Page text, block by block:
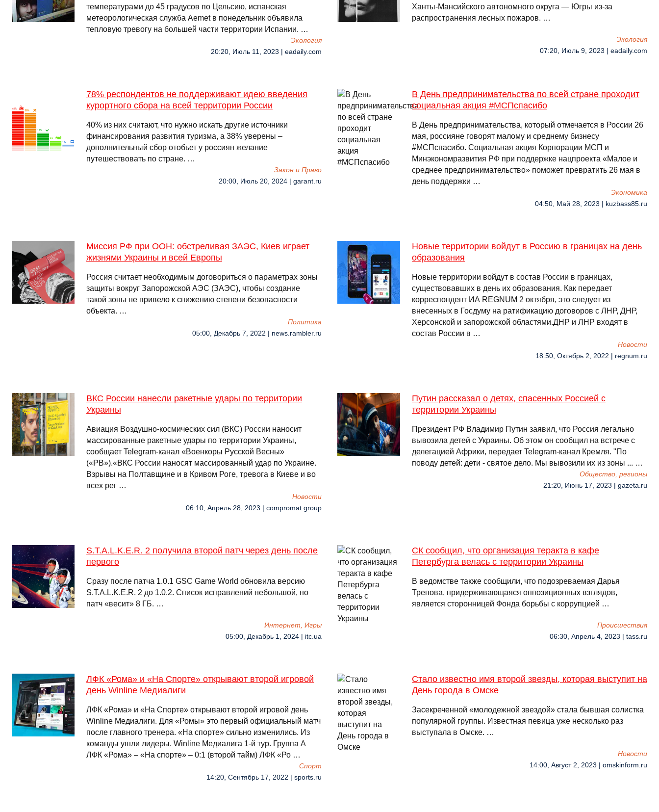
температурами до 45 градусов по Цельсию, испанская
метеорологическая служба Aemet в понедельник объявила
тепловую тревогу на большей части территории Испании. …
Экология
20:20, Июль 11, 2023 | eadaily.com
Ханты-Мансийского автономного округа — Югры из-за
распространения лесных пожаров. …
Экология
07:20, Июль 9, 2023 | eadaily.com
78% респондентов не поддерживают идею введения
курортного сбора на всей территории России
40% из них считают, что нужно искать другие источники
финансирования развития туризма, а 38% уверены –
дополнительный сбор отобьет у россиян желание
путешествовать по стране. …
Закон и Право
20:00, Июль 20, 2024 | garant.ru
В День предпринимательства по всей стране проходит
социальная акция #МСПспасибо
В День предпринимательства, который отмечается в России 26
мая, россияне говорят малому и среднему бизнесу
#МСПспасибо. Социальная акция Корпорации МСП и
Минэкономразвития РФ при поддержке нацпроекта «Малое и
среднее предпринимательство» поможет превратить 26 мая в
день поддержки …
Экономика
04:50, Май 28, 2023 | kuzbass85.ru
Миссия РФ при ООН: обстреливая ЗАЭС, Киев играет
жизнями Украины и всей Европы
Россия считает необходимым договориться о параметрах зоны
защиты вокруг Запорожской АЭС (ЗАЭС), чтобы создание
такой зоны не привело к снижению степени безопасности
объекта. …
Политика
05:00, Декабрь 7, 2022 | news.rambler.ru
Новые территории войдут в Россию в границах на день
образования
Новые территории войдут в состав России в границах,
существовавших в день их образования. Как передает
корреспондент ИА REGNUM 2 октября, это следует из
внесенных в Госдуму на ратификацию договоров с ЛНР, ДНР,
Херсонской и запорожской областями.ДНР и ЛНР входят в
состав России в …
Новости
18:50, Октябрь 2, 2022 | regnum.ru
ВКС России нанесли ракетные удары по территории
Украины
Авиация Воздушно-космических сил (ВКС) России наносит
массированные ракетные удары по территории Украины,
сообщает Telegram-канал «Военкоры Русской Весны»
(«РВ»).«ВКС России наносят массированный удар по Украине.
Взрывы на Полтавщине и в Кривом Роге, тревога в Киеве и во
всех рег …
Новости
06:10, Апрель 28, 2023 | compromat.group
Путин рассказал о детях, спасенных Россией с
территории Украины
Президент РФ Владимир Путин заявил, что Россия легально
вывозила детей с Украины. Об этом он сообщил на встрече с
делегацией Африки, передает Telegram-канал Кремля. "По
поводу детей: дети - святое дело. Мы вывозили их из зоны ... …
Общество, регионы
21:20, Июнь 17, 2023 | gazeta.ru
S.T.A.L.K.E.R. 2 получила второй патч через день после
первого
Сразу после патча 1.0.1 GSC Game World обновила версию
S.T.A.L.K.E.R. 2 до 1.0.2. Список исправлений небольшой, но
патч «весит» 8 ГБ. …
Интернет, Игры
05:00, Декабрь 1, 2024 | itc.ua
СК сообщил, что организация теракта в кафе
Петербурга велась с территории Украины
В ведомстве также сообщили, что подозреваемая Дарья
Трепова, придерживающаяся оппозиционных взглядов,
является сторонницей Фонда борьбы с коррупцией …
Происшествия
06:30, Апрель 4, 2023 | tass.ru
ЛФК «Рома» и «На Спорте» открывают второй игровой
день Winline Медиалиги
ЛФК «Рома» и «На Спорте» открывают второй игровой день
Winline Медиалиги. Для «Ромы» это первый официальный матч
после главного тренера. «На спорте» сильно изменились. Из
команды ушли лидеры. Winline Медиалига 1-й тур. Группа А
ЛФК «Рома» – «На спорте» – 0:1 (второй тайм) ЛФК «Ро …
Спорт
14:20, Сентябрь 17, 2022 | sports.ru
Стало известно имя второй звезды, которая выступит на
День города в Омске
Засекреченной «молодежной звездой» стала бывшая солистка
популярной группы. Известная певица уже несколько раз
выступала в Омске. …
Новости
14:00, Август 2, 2023 | omskinform.ru